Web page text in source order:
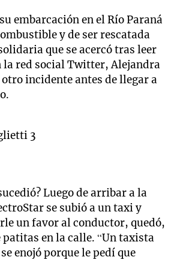
embarcación en el Río Paraná
y de ser rescatada
que se acercó tras leer
la red social Twitter, Alejandra
incidente antes de llegar a
Luego de arribar a la
se subió a un taxi y
un favor al conductor, quedó,
en la calle. “Un taxista
enojó porque le pedí que